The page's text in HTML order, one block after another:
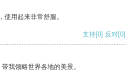
用起来非常舒服。
支持[0] 反对[0]
我领略世界各地的美景。